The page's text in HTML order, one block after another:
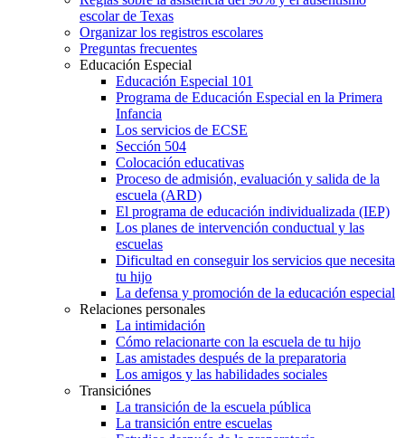
escolar de Texas
Organizar los registros escolares
Preguntas frecuentes
Educación Especial
Educación Especial 101
Programa de Educación Especial en la Primera
Infancia
Los servicios de ECSE
Sección 504
Colocación educativas
Proceso de admisión, evaluación y salida de la
escuela (ARD)
El programa de educación individualizada (IEP)
Los planes de intervención conductual y las
escuelas
Dificultad en conseguir los servicios que necesita
tu hijo
La defensa y promoción de la educación especial
Relaciones personales
La intimidación
Cómo relacionarte con la escuela de tu hijo
Las amistades después de la preparatoria
Los amigos y las habilidades sociales
Transiciónes
La transición de la escuela pública
La transición entre escuelas